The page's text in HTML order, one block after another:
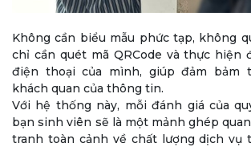
Không cần biểu mẫu phức tạp, không
chỉ cần quét mã QRCode và thực hiện
điện thoại của mình, giúp đảm bảm
khách quan của thông tin.
Với hệ thống này, mỗi đánh giá của
bạn sinh viên sẽ là một mảnh ghép
tranh toàn cảnh về chất lượng dịch vụ